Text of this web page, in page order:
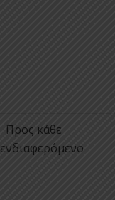
Προς κάθε
ενδιαφερόμενο